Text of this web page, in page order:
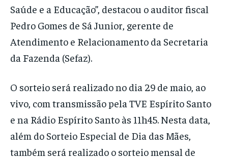
Saúde e a Educação”, destacou o auditor fiscal
Pedro Gomes de Sá Junior, gerente de
Atendimento e Relacionamento da Secretaria
da Fazenda (Sefaz).
O sorteio será realizado no dia 29 de maio, ao
vivo, com transmissão pela TVE Espírito Santo
e na Rádio Espírito Santo às 11h45. Nesta data,
além do Sorteio Especial de Dia das Mães,
também será realizado o sorteio mensal de